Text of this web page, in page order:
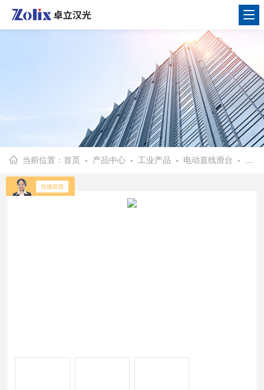
当前位置：首页 - 产品中心 - 工业产品 - 电动直线滑台 - 高精密电动升降滑台CZF系列